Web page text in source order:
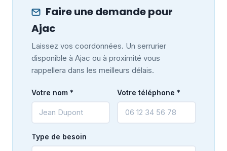
Faire une demande pour
Ajac
Laissez vos coordonnées. Un serrurier
disponible à Ajac ou à proximité vous
rappellera dans les meilleurs délais.
Votre nom * Votre téléphone *
Type de besoin